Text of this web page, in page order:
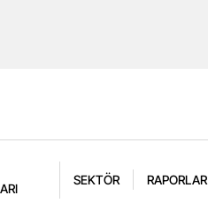
SEKTÖR RAPORLAR